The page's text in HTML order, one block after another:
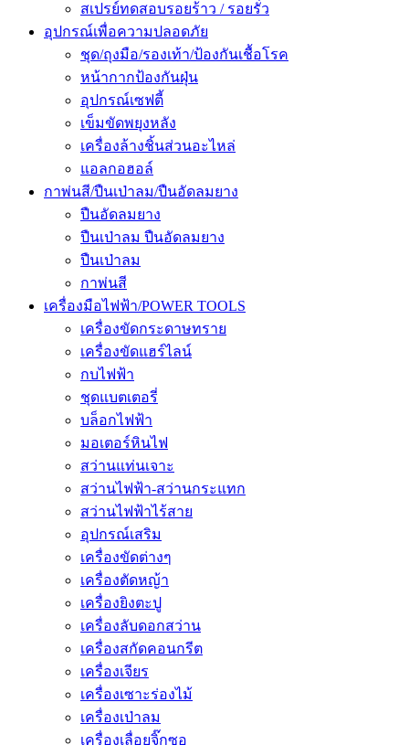
สเปรย์ทดสอบรอยร้าว / รอยรั่ว
อุปกรณ์เพื่อความปลอดภัย
ชุด/ถุงมือ/รองเท้า/ป้องกันเชื้อโรค
หน้ากากป้องกันฝุ่น
อุปกรณ์เซฟตี้
เข็มขัดพยุงหลัง
เครื่องล้างชิ้นส่วนอะไหล่
แอลกอฮอล์
กาพ่นสี/ปืนเป่าลม/ปืนอัดลมยาง
ปืนอัดลมยาง
ปืนเป่าลม ปืนอัดลมยาง
ปืนเป่าลม
กาพ่นสี
เครื่องมือไฟฟ้า/POWER TOOLS
เครื่องขัดกระดาษทราย
เครื่องขัดแฮร์ไลน์
กบไฟฟ้า
ชุดแบตเตอรี่
บล็อกไฟฟ้า
มอเตอร์หินไฟ
สว่านแท่นเจาะ
สว่านไฟฟ้า-สว่านกระแทก
สว่านไฟฟ้าไร้สาย
อุปกรณ์เสริม
เครื่องขัดต่างๆ
เครื่องตัดหญ้า
เครื่องยิงตะปู
เครื่องลับดอกสว่าน
เครื่องสกัดคอนกรีต
เครื่องเจียร
เครื่องเซาะร่องไม้
เครื่องเป่าลม
เครื่องเลื่อยจิ๊กซอ